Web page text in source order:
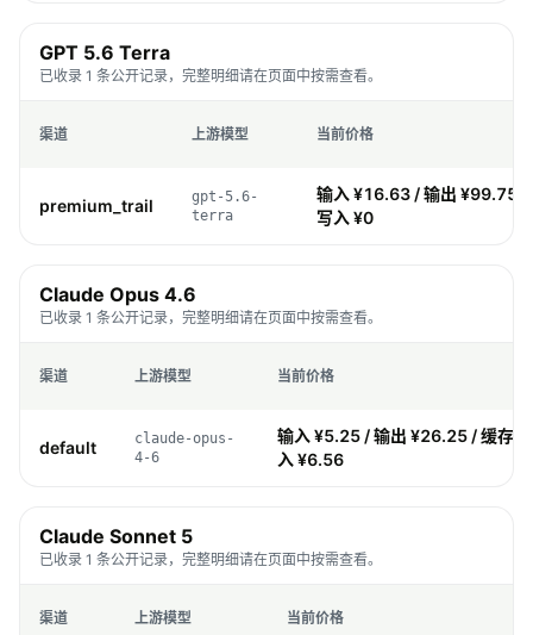
GPT 5.6 Terra
已收录 1 条公开记录，完整明细请在页面中按需查看。
渠道 上游模型 当前价格
premium_trail
gpt-5.6-
terra
输入 ¥16.63 / 输出 ¥99.75 /
写入 ¥0
Claude Opus 4.6
已收录 1 条公开记录，完整明细请在页面中按需查看。
渠道 上游模型 当前价格
default
claude-opus-
4-6
输入 ¥5.25 / 输出 ¥26.25 / 缓存
入 ¥6.56
Claude Sonnet 5
已收录 1 条公开记录，完整明细请在页面中按需查看。
渠道 上游模型 当前价格